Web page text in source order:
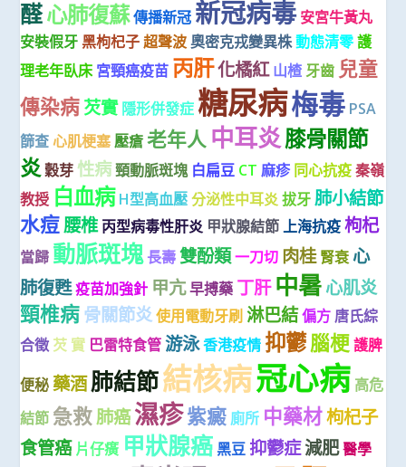
醛心肺復蘇傳播新冠 新冠病毒 安宮牛黃丸
安裝假牙 黑枸杞子 超聲波 奧密克戎變異株動態清零護
理老年臥床 宮頸癌疫苗 丙肝化橘紅 山楂 牙齒 兒童
傳染病芡實 隱形併發症 糖尿病梅毒 PSA
篩查 心肌梗塞 壓瘡 老年人 中耳炎膝骨關節
炎穀芽 性病 頸動脈斑塊 白扁豆 CT 麻疹 同心抗疫 秦嶺
教授 白血病 H型高血壓 分泌性中耳炎 拔牙 肺小結節
水痘腰椎 丙型病毒性肝炎 甲狀腺結節 上海抗疫 枸杞
當歸 動脈斑塊 長壽 雙酚類一刀切 肉桂 腎衰 心
肺復甦疫苗加強針 甲亢早搏藥 丁肝 中暑心肌炎
頸椎病骨關節炎 使用電動牙刷 淋巴結偏方 唐氏綜
合徵 芡 實 巴雷特食管 游泳香港疫情 抑鬱腦梗 護脾
便秘 藥酒肺結節結核病冠心病 高危
結節 急救肺癌濕疹紫癜 廁所 中藥材枸杞子
食管癌 片仔癀 甲狀腺癌 黑豆 抑鬱症減肥醫學